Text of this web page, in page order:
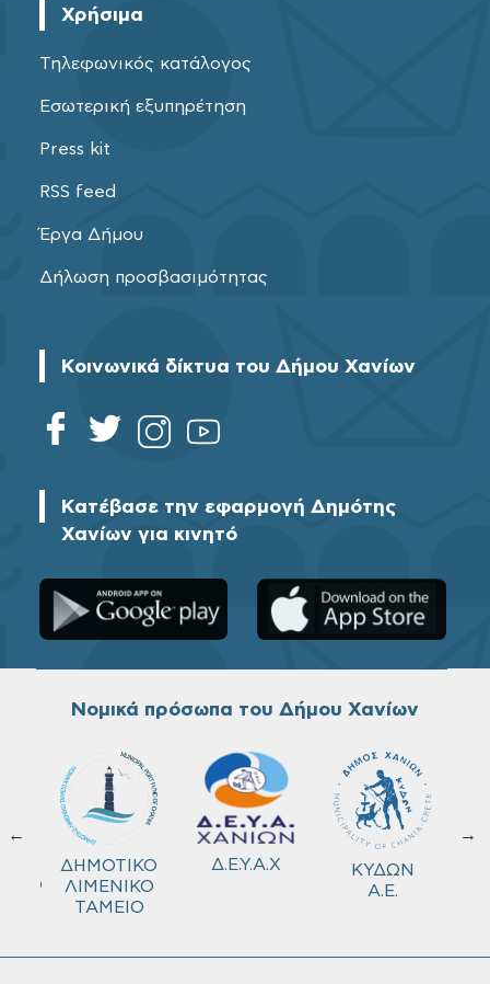
Χρήσιμα
Τηλεφωνικός κατάλογος
Εσωτερική εξυπηρέτηση
Press kit
RSS feed
Έργα Δήμου
Δήλωση προσβασιμότητας
Κοινωνικά δίκτυα του Δήμου Χανίων
Κατέβασε την εφαρμογή Δημότης
Χανίων για κινητό
Νομικά πρόσωπα του Δήμου Χανίων
←
ΔΗΜΟΤΙΚΟ
ΛΙΜΕΝΙΚΟ
ΤΑΜΕΙΟ
Δ.Ε.Υ.Α.Χ
ΚΥΔΩΝ
Α.Ε.
→